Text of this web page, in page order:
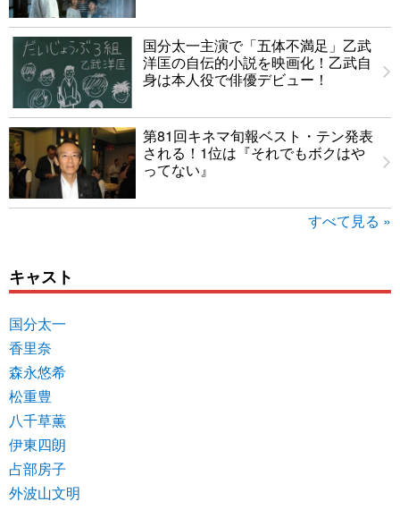
国分太一主演で「五体不満足」乙武
洋匡の自伝的小説を映画化！乙武自
身は本人役で俳優デビュー！
第81回キネマ旬報ベスト・テン発表
される！1位は『それでもボクはや
ってない』
すべて見る »
キャスト
国分太一
香里奈
森永悠希
松重豊
八千草薫
伊東四朗
占部房子
外波山文明